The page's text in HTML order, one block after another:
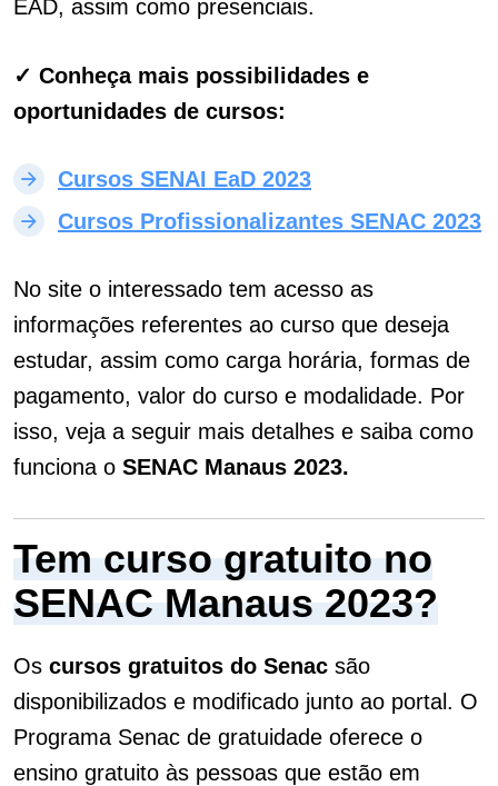
EAD, assim como presenciais.
✓ Conheça mais possibilidades e
oportunidades de cursos:
Cursos SENAI EaD 2023
Cursos Profissionalizantes SENAC 2023
No site o interessado tem acesso as
informações referentes ao curso que deseja
estudar, assim como carga horária, formas de
pagamento, valor do curso e modalidade. Por
isso, veja a seguir mais detalhes e saiba como
funciona o SENAC Manaus 2023.
Tem curso gratuito no
SENAC Manaus 2023?
Os cursos gratuitos do Senac são
disponibilizados e modificado junto ao portal. O
Programa Senac de gratuidade oferece o
ensino gratuito às pessoas que estão em